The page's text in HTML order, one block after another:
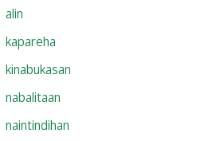
alin
kapareha
kinabukasan
nabalitaan
naintindihan